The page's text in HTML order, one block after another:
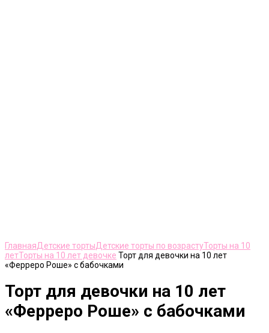
ГлавнаяДетские тортыДетские торты по возрастуТорты на 10
летТорты на 10 лет девочке Торт для девочки на 10 лет
«Ферреро Роше» с бабочками
Торт для девочки на 10 лет
«Ферреро Роше» с бабочками